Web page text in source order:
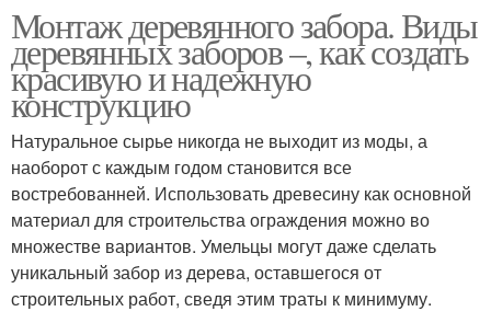
Монтаж деревянного забора. Виды
деревянных заборов –, как создать
красивую и надежную
конструкцию
Натуральное сырье никогда не выходит из моды, а
наоборот с каждым годом становится все
востребованней. Использовать древесину как основной
материал для строительства ограждения можно во
множестве вариантов. Умельцы могут даже сделать
уникальный забор из дерева, оставшегося от
строительных работ, сведя этим траты к минимуму.